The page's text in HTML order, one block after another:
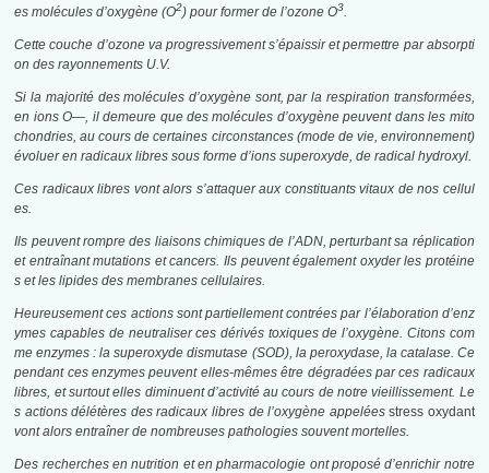
es molécules d’oxygène (O2) pour former de l’ozone O3.
Cette couche d’ozone va progressivement s’épaissir et permettre par absorpti
on des rayonnements U.V.
Si la majorité des molécules d’oxygène sont, par la respiration transformées,
en ions O—, il demeure que des molécules d’oxygène peuvent dans les mito
chondries, au cours de certaines circonstances (mode de vie, environnement)
évoluer en radicaux libres sous forme d’ions superoxyde, de radical hydroxyl.
Ces radicaux libres vont alors s’attaquer aux constituants vitaux de nos cellul
es.
Ils peuvent rompre des liaisons chimiques de l’ADN, perturbant sa réplication
et entraînant mutations et cancers. Ils peuvent également oxyder les protéine
s et les lipides des membranes cellulaires.
Heureusement ces actions sont partiellement contrées par l’élaboration d’enz
ymes capables de neutraliser ces dérivés toxiques de l’oxygène. Citons com
me enzymes : la superoxyde dismutase (SOD), la peroxydase, la catalase. Ce
pendant ces enzymes peuvent elles-mêmes être dégradées par ces radicaux
libres, et surtout elles diminuent d’activité au cours de notre vieillissement. Le
s actions délétères des radicaux libres de l’oxygène appeléesstress oxydant
vont alors entraîner de nombreuses pathologies souvent mortelles.
Des recherches en nutrition et en pharmacologie ont proposé d’enrichir notre